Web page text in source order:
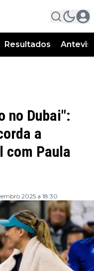
Resultados
no Dubai":
a
com Paula
2025 a 18:30